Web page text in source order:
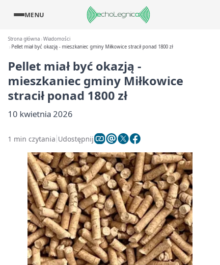
MENU
Strona główna Wiadomości
Pellet miał być okazją - mieszkaniec gminy Miłkowice stracił ponad 1800 zł
Pellet miał być okazją -
mieszkaniec gminy Miłkowice
stracił ponad 1800 zł
10 kwietnia 2026
1 min czytania Udostępnij